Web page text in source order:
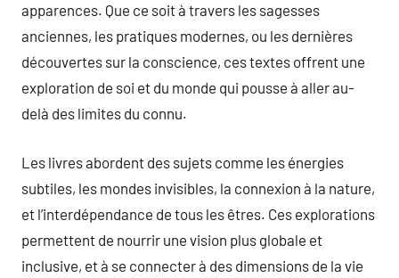
apparences. Que ce soit à travers les sagesses
anciennes, les pratiques modernes, ou les dernières
découvertes sur la conscience, ces textes offrent une
exploration de soi et du monde qui pousse à aller au-
delà des limites du connu.
Les livres abordent des sujets comme les énergies
subtiles, les mondes invisibles, la connexion à la nature,
et l’interdépendance de tous les êtres. Ces explorations
permettent de nourrir une vision plus globale et
inclusive, et à se connecter à des dimensions de la vie